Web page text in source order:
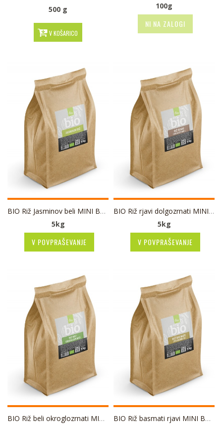
500 g
V KOŠARICO
100g
NI NA ZALOGI
BIO Riž Jasminov beli MINI BULK
5kg
V POVPRAŠEVANJE
BIO Riž rjavi dolgozrnati MINI BULK
5kg
V POVPRAŠEVANJE
BIO Riž beli okroglozrnati MINI BULK
BIO Riž basmati rjavi MINI BULK